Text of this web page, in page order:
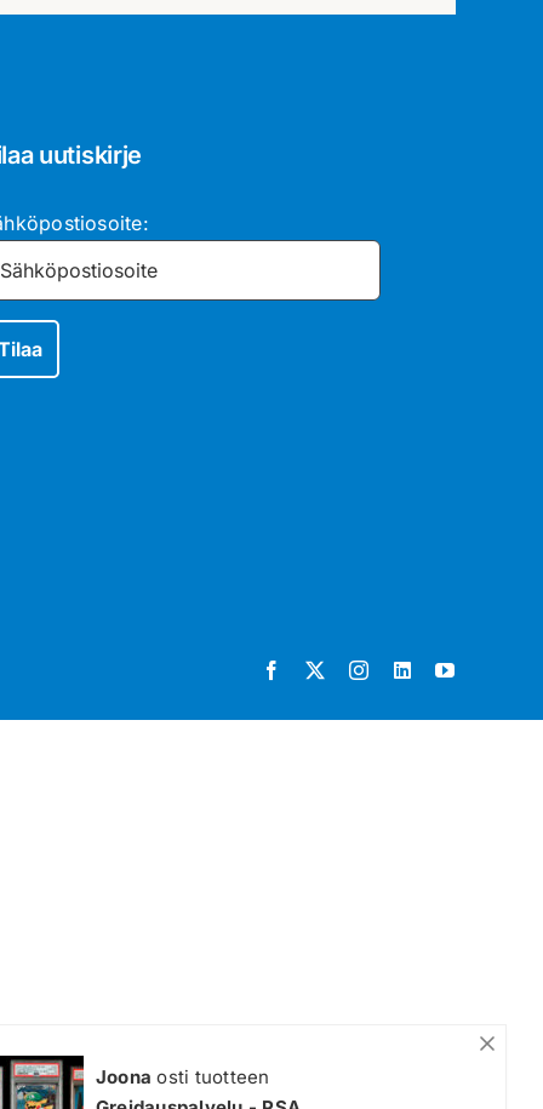
uutiskirje
Joona osti tuotteen